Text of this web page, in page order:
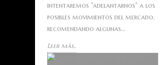
intentaremos "adelantarnos" a los
posibles movimientos del mercado,
recomendando algunas...
Leer más..